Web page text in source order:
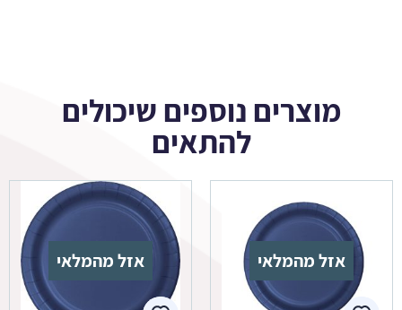
מוצרים נוספים שיכולים
להתאים
אזל מהמלאי אזל מהמלאי